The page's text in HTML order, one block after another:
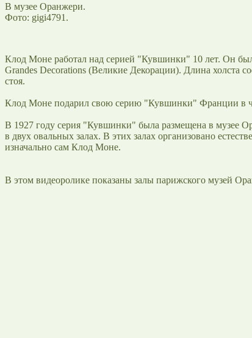
В музее Оранжери.
Фото: gigi4791.
Клод Моне работал над серией "Кувшинки" 10 лет. Он
Grandes Decorations (Великие Декорации). Длина холста
стоя.
Клод Моне подарил свою серию "Кувшинки" Франции в
В 1927 году серия "Кувшинки" была размещена в музее
в двух овальных залах. В этих залах организовано
изначально сам Клод Моне.
В этом видеоролике показаны залы парижского музей